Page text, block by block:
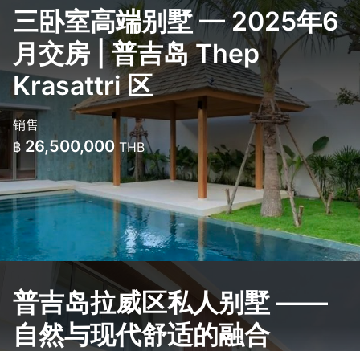
三卧室高端别墅 — 2025年6
月交房 | 普吉岛 Thep
Krasattri 区
销售
฿ 26,500,000 THB
普吉岛拉威区私人别墅 ——
自然与现代舒适的融合